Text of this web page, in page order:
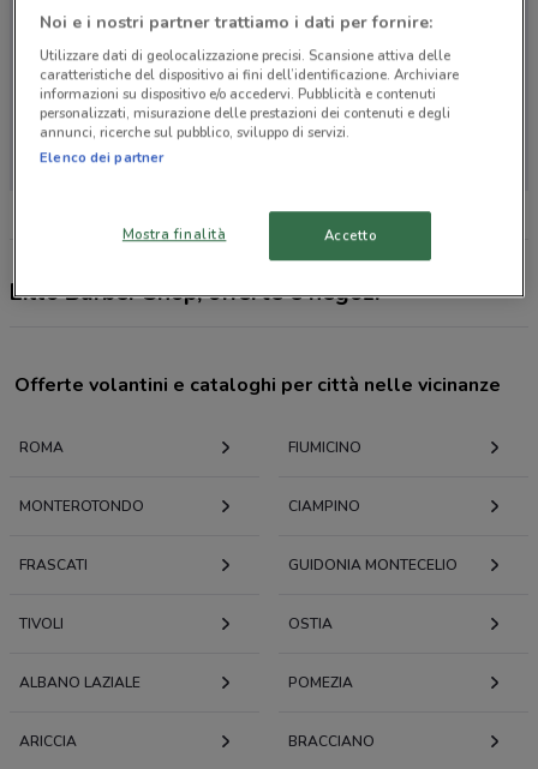
Non ci sono negozi nelle vicinanze
Lillo Barber Shop, offerte e negozi
Offerte volantini e cataloghi per città nelle vicinanze
ROMA FIUMICINO
MONTEROTONDO CIAMPINO
FRASCATI GUIDONIA MONTECELIO
TIVOLI OSTIA
ALBANO LAZIALE POMEZIA
ARICCIA BRACCIANO
Noi e i nostri partner trattiamo i dati per fornire:
Utilizzare dati di geolocalizzazione precisi. Scansione attiva delle
caratteristiche del dispositivo ai fini dell’identificazione. Archiviare
informazioni su dispositivo e/o accedervi. Pubblicità e contenuti
personalizzati, misurazione delle prestazioni dei contenuti e degli
annunci, ricerche sul pubblico, sviluppo di servizi.
Elenco dei partner
Mostra finalità Accetto